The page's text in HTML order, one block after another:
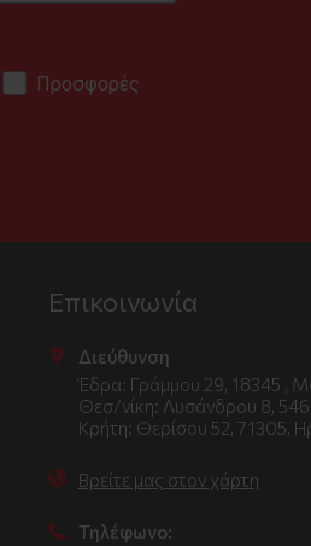
Προσφορές
Επικοινωνία
Διεύθυνση
Έδρα: Γράμμου 29, 18345 ,
Θεσ/νίκη: Λυσάνδρου 8,
Κρήτη: Θερίσου 52, 71305,
Βρείτε μας στον χάρτη
Τηλέφωνο: